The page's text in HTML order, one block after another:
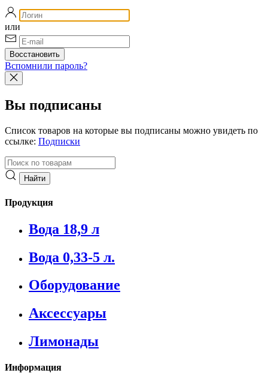
или
Вспомнили пароль?
Вы подписаны
Список товаров на которые вы подписаны можно увидеть по
ссылке: Подписки
Продукция
Вода 18,9 л
Вода 0,33-5 л.
Оборудование
Аксессуары
Лимонады
Информация